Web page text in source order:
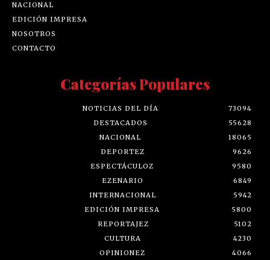
NACIONAL
EDICIÓN IMPRESA
NOSOTROS
CONTACTO
Categorías Populares
NOTICIAS DEL DÍA
73094
DESTACADOS
55628
NACIONAL
18065
DEPORTEZ
9626
ESPECTÁCULOZ
9580
EZENARIO
6849
INTERNACIONAL
5942
EDICIÓN IMPRESA
5800
REPORTAJEZ
5102
CULTURA
4230
OPINIONEZ
4066